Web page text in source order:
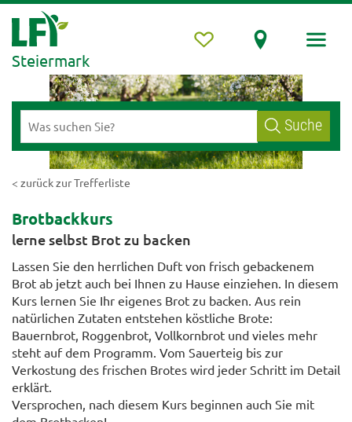
Steiermark
Suche
< zurück zur Trefferliste
Brotbackkurs
lerne selbst Brot zu backen
Lassen Sie den herrlichen Duft von frisch gebackenem
Brot ab jetzt auch bei Ihnen zu Hause einziehen. In diesem
Kurs lernen Sie Ihr eigenes Brot zu backen. Aus rein
natürlichen Zutaten entstehen köstliche Brote:
Bauernbrot, Roggenbrot, Vollkornbrot und vieles mehr
steht auf dem Programm. Vom Sauerteig bis zur
Verkostung des frischen Brotes wird jeder Schritt im Detail
erklärt.
Versprochen, nach diesem Kurs beginnen auch Sie mit